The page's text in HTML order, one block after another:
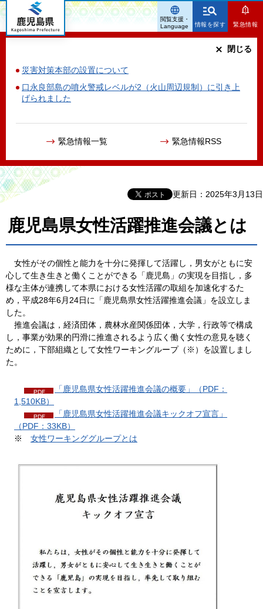
鹿児島県
情報を探す 緊急情報
災害対策本部の設置について
口永良部島の噴火警戒レベルが2（火山周辺規制）に引き上
げられました
緊急情報一覧 緊急情報RSS
閉じる
閲覧支援・
Language
更新日：2025年3月13日
鹿児島県女性活躍推進会議とは
女性がその個性と能力を十分に発揮して活躍し，男女がともに安
心して生き生きと働くことができる「鹿児島」の実現を目指し，多
様な主体が連携して本県における女性活躍の取組を加速化するた
め，平成28年6月24日に「鹿児島県女性活躍推進会議」を設立しま
した。
推進会議は，経済団体，農林水産関係団体，大学，行政等で構成
し，事業が効果的円滑に推進されるよう広く働く女性の意見を聴く
ために，下部組織として女性ワーキングループ（※）を設置しまし
た。
「鹿児島県女性活躍推進会議の概要」（PDF：
1,510KB）
「鹿児島県女性活躍推進会議キックオフ宣言」
（PDF：33KB）
※
女性ワーキンググループとは